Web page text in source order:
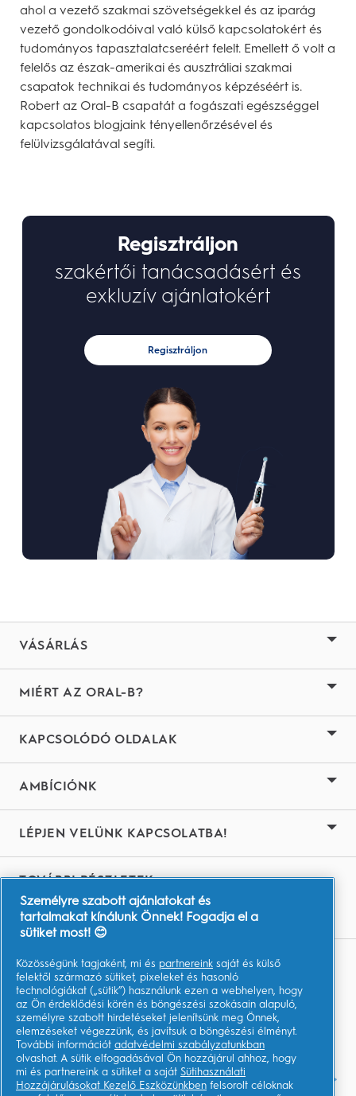
ahol a vezető szakmai szövetségekkel és az iparág
vezető gondolkodóival való külső kapcsolatokért és
tudományos tapasztalatcseréért felelt. Emellett ő volt a
felelős az észak-amerikai és ausztráliai szakmai
csapatok technikai és tudományos képzéséért is.
Robert az Oral-B csapatát a fogászati egészséggel
kapcsolatos blogjaink tényellenőrzésével és
felülvizsgálatával segíti.
Regisztráljon
szakértői tanácsadásért és
exkluzív ajánlatokért
Regisztráljon
VÁSÁRLÁS
MIÉRT AZ ORAL-B?
KAPCSOLÓDÓ OLDALAK
AMBÍCIÓNK
LÉPJEN VELÜNK KAPCSOLATBA!
TOVÁBBI RÉSZLETEK
Youtube.com
Adataim
Felhasználási Feltételek
Adatvédelmi közlemény
Akadálymentességi nyilatkozat
AdChoices
Személyre szabott ajánlatokat és
tartalmakat kínálunk Önnek! Fogadja el a
sütiket most! 😊
Közösségünk tagjaként, mi és partnereink saját és külső
felektől származó sütiket, pixeleket és hasonló
technológiákat („sütik”) használunk ezen a webhelyen, hogy
az Ön érdeklődési körén és böngészési szokásain alapuló,
személyre szabott hirdetéseket jelenítsünk meg Önnek,
elemzéseket végezzünk, és javítsuk a böngészési élményt.
További információt adatvédelmi szabályzatunkban
olvashat. A sütik elfogadásával Ön hozzájárul ahhoz, hogy
mi és partnereink a sütiket a saját Sütihasználati
Hozzájárulásokat Kezelő Eszközünkben felsorolt céloknak